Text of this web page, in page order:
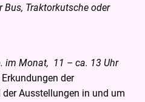
Traktorkutsche oder
im Monat, 11 – ca. 13 Uhr
der
Ausstellungen in und um